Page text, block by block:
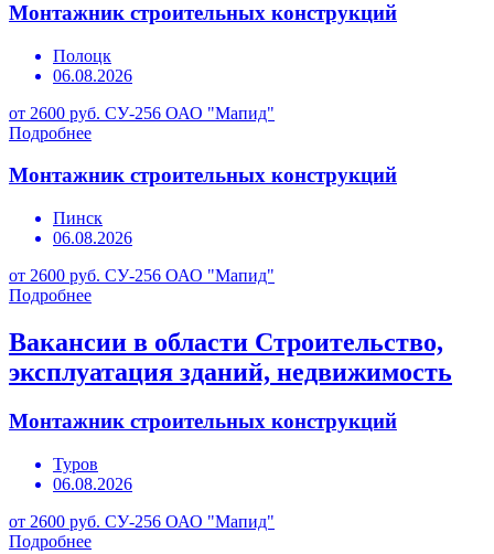
Монтажник строительных конструкций
Полоцк
06.08.2026
от 2600 руб. СУ-256 ОАО "Мапид"
Подробнее
Монтажник строительных конструкций
Пинск
06.08.2026
от 2600 руб. СУ-256 ОАО "Мапид"
Подробнее
Вакансии в области Строительство,
эксплуатация зданий, недвижимость
Монтажник строительных конструкций
Туров
06.08.2026
от 2600 руб. СУ-256 ОАО "Мапид"
Подробнее